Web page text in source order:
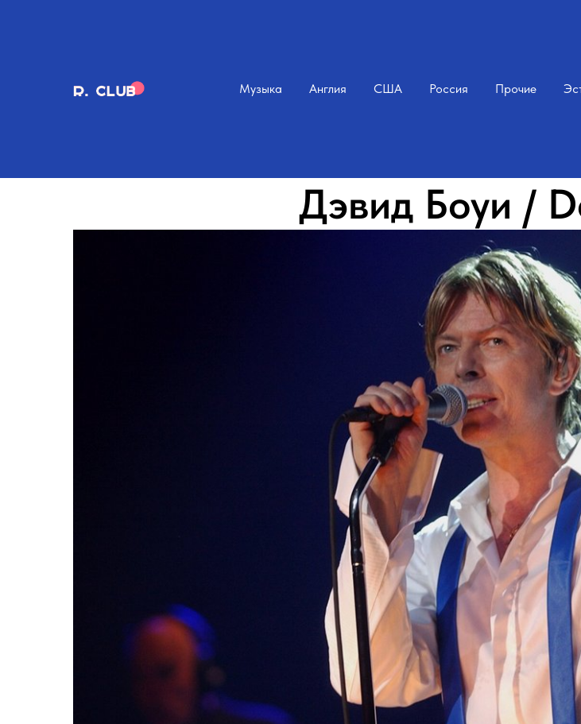
Музыка Англия США Россия Прочие
Дэвид Боуи /